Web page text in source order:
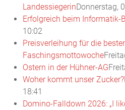
LandessiegerinDonnerstag,
Erfolgreich beim Informatik-
10:02
Preisverleihung für die
Faschingsmottowoche
Ostern in der Hühner-AG
Woher kommt unser Zucker?
18:41
Domino-Falldown 2026: „I